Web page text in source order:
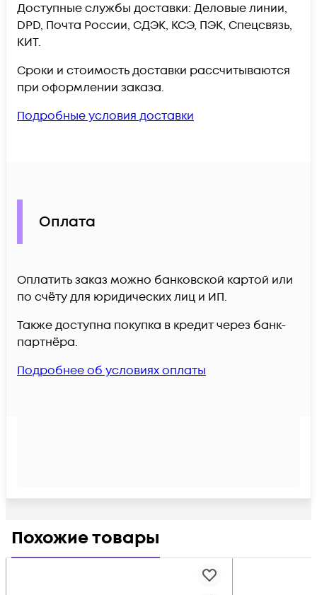
Доступные службы доставки: Деловые линии,
DPD, Почта России, СДЭК, КСЭ, ПЭК, Спецсвязь,
КИТ.
Сроки и стоимость доставки рассчитываются
при оформлении заказа.
Подробные условия доставки
Оплата
Оплатить заказ можно банковской картой или
по счёту для юридических лиц и ИП.
Также доступна покупка в кредит через банк-
партнёра.
Подробнее об условиях оплаты
Похожие товары